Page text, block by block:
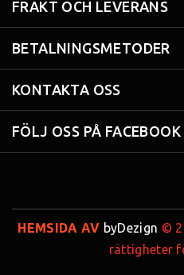
FRAKT OCH LEVERANS
BETALNINGSMETODER
KONTAKTA OSS
FÖLJ OSS PÅ FACEBOOK
HEMSIDA AV byDezign ©
rättigheter